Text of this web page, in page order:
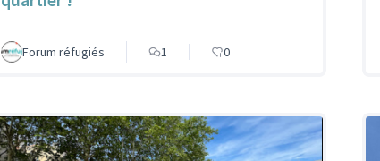
Forum réfugiés 1 0